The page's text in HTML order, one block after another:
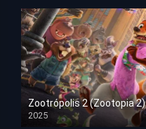
Zootrópolis 2 (Zootopia 2)
2025
HD 1080p